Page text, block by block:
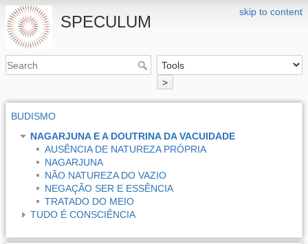
skip to content
SPECULUM
>
BUDISMO
NAGARJUNA E A DOUTRINA DA VACUIDADE
AUSÊNCIA DE NATUREZA PRÓPRIA
NAGARJUNA
NÃO NATUREZA DO VAZIO
NEGAÇÃO SER E ESSÊNCIA
TRATADO DO MEIO
TUDO É CONSCIÊNCIA